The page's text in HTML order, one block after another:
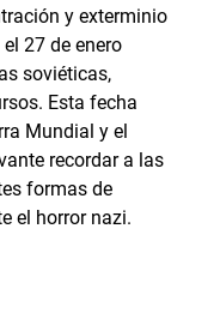
y exterminio
27 de enero
soviéticas,
Esta fecha
Mundial y el
recordar a las
formas de
el horror nazi.